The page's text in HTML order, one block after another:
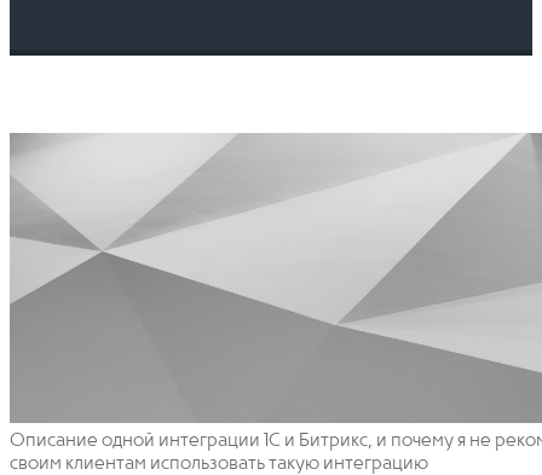
Описание одной интеграции 1С и Битрикс, и почему я не
своим клиентам использовать такую интеграцию